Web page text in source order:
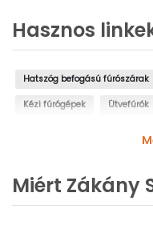
Hasznos
Hatszög befogású fúrószárak
Kézi fúrógépek Ütvefúrók
Miért Zákány